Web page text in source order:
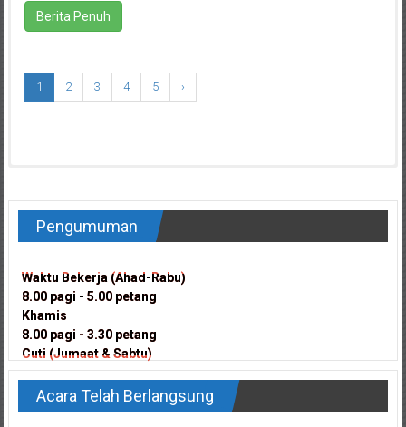
Berita Penuh
1 2 3 4 5 ›
Pengumuman
Waktu Bekerja (Ahad-Rabu)
8.00 pagi - 5.00 petang
Khamis
8.00 pagi - 3.30 petang
Cuti (Jumaat & Sabtu)
Waktu Bekerja (Ahad-Rabu)
8.00 pagi - 5.00 petang
Khamis
8.00 pagi - 3.30 petang
Cuti (Jumaat & Sabtu)
Acara Telah Berlangsung